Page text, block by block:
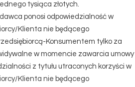
tysiąca złotych.
ponosi odpowiedzialność w
Klienta nie będącego
Konsumentem tylko za
w momencie zawarcia umowy
z tytułu utraconych korzyści w
Klienta nie będącego